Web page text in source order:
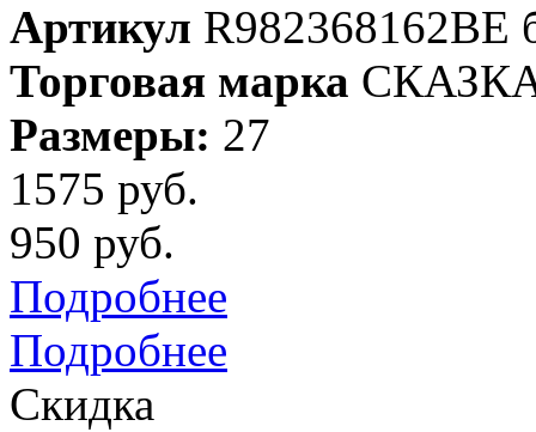
Артикул R982368162BE
Торговая марка
Размеры: 27
1575 руб.
950 руб.
Подробнее
Подробнее
Скидка